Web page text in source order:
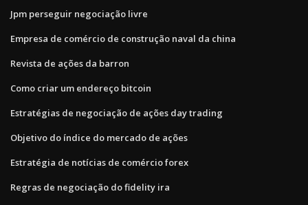
Jpm perseguir negociação livre
Empresa de comércio de construção naval da china
Revista de ações da barron
Como criar um endereço bitcoin
Estratégias de negociação de ações day trading
Objetivo do índice do mercado de ações
Estratégia de notícias de comércio forex
Regras de negociação do fidelity ira